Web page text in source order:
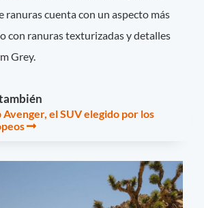
ranuras cuenta con un aspecto más
con ranuras texturizadas y detalles
Grey.
Avenger, el SUV elegido por los